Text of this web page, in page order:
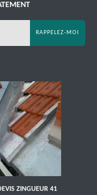
ZINGUEUR 41